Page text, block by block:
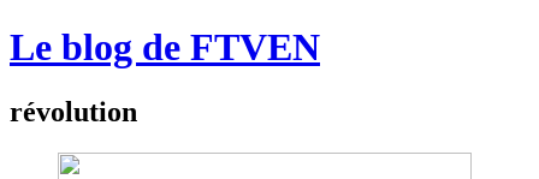
Le blog de FTVEN
révolution